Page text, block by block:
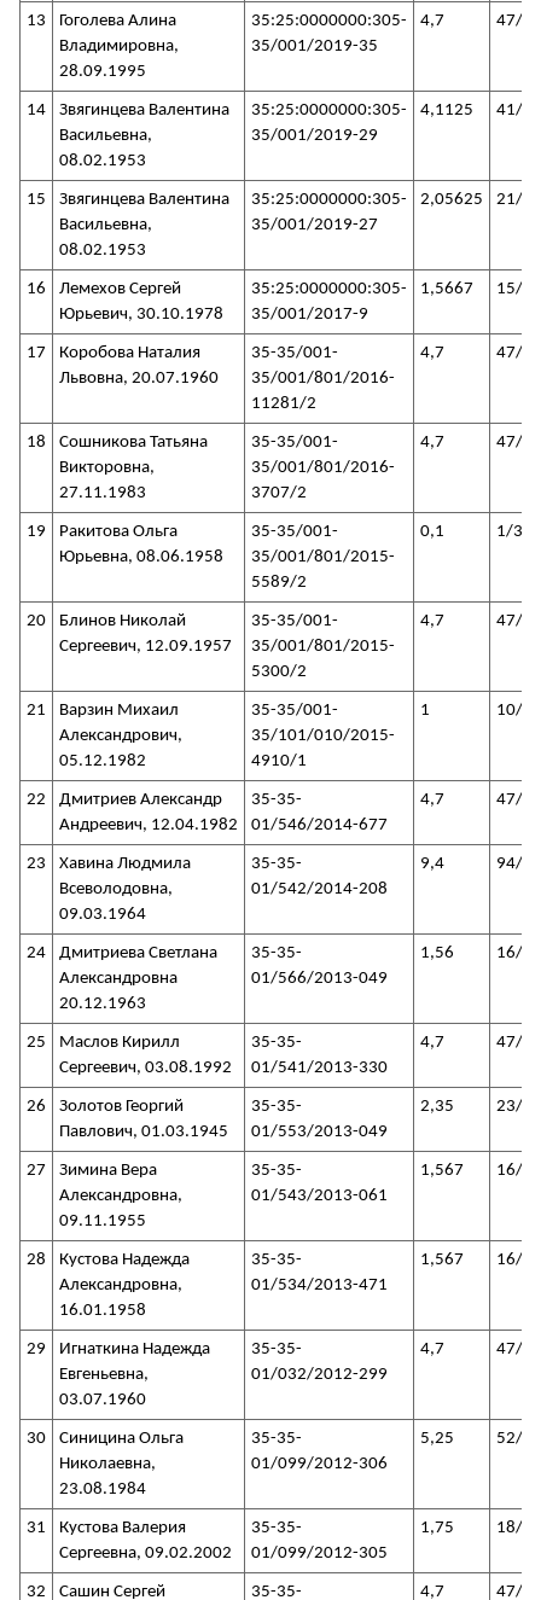
13
Гоголева Алина
Владимировна,
28.09.1995
35:25:0000000:305-
35/001/2019-35
4,7 47/
14
Звягинцева Валентина
Васильевна,
08.02.1953
35:25:0000000:305-
35/001/2019-29
4,1125 41/
15
Звягинцева Валентина
Васильевна,
08.02.1953
35:25:0000000:305-
35/001/2019-27
2,05625 21/
16
Лемехов Сергей
Юрьевич, 30.10.1978
35:25:0000000:305-
35/001/2017-9
1,5667 15/
17
Коробова Наталия
Львовна, 20.07.1960
35-35/001-
35/001/801/2016-
11281/2
4,7 47/
18
Сошникова Татьяна
Викторовна,
27.11.1983
35-35/001-
35/001/801/2016-
3707/2
4,7 47/
19
Ракитова Ольга
Юрьевна, 08.06.1958
35-35/001-
35/001/801/2015-
5589/2
0,1 1/
20
Блинов Николай
Сергеевич, 12.09.1957
35-35/001-
35/001/801/2015-
5300/2
4,7 47/
21
Варзин Михаил
Александрович,
05.12.1982
35-35/001-
35/101/010/2015-
4910/1
1 10/
22
Дмитриев Александр
Андреевич, 12.04.1982
35-35-
01/546/2014-677
4,7 47/
23
Хавина Людмила
Всеволодовна,
09.03.1964
35-35-
01/542/2014-208
9,4 94/
24
Дмитриева Светлана
Александровна
20.12.1963
35-35-
01/566/2013-049
1,56 16/
25
Маслов Кирилл
Сергеевич, 03.08.1992
35-35-
01/541/2013-330
4,7 47/
26
Золотов Георгий
Павлович, 01.03.1945
35-35-
01/553/2013-049
2,35 23/
27
Зимина Вера
Александровна,
09.11.1955
35-35-
01/543/2013-061
1,567 16/
28
Кустова Надежда
Александровна,
16.01.1958
35-35-
01/534/2013-471
1,567 16/
29
Игнаткина Надежда
Евгеньевна,
03.07.1960
35-35-
01/032/2012-299
4,7 47/
30
Синицина Ольга
Николаевна,
23.08.1984
35-35-
01/099/2012-306
5,25 52/
31
Кустова Валерия
Сергеевна, 09.02.2002
35-35-
01/099/2012-305
1,75 18/
32 Сашин Сергей 35-35- 4,7 47/